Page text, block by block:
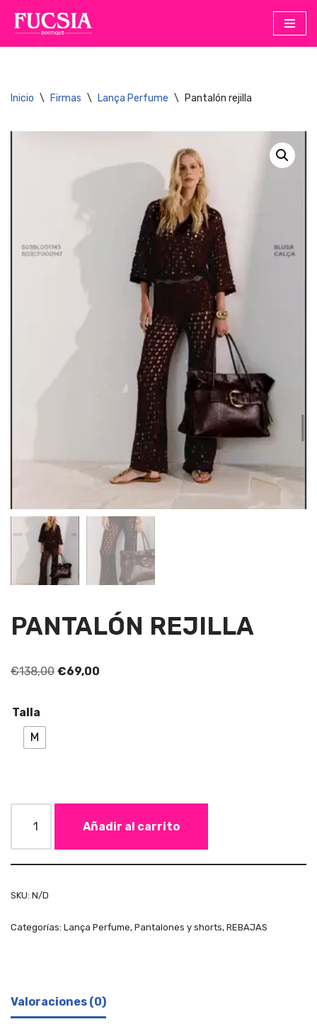
Saltar
Inicio \ Firmas \ Lança Perfume \ Pantalón rejilla
PANTALÓN REJILLA
€138,00 €69,00
Talla
M
Añadir al carrito
SKU: N/D
Categorías: Lança Perfume, Pantalones y shorts, REBAJAS
Valoraciones (0)